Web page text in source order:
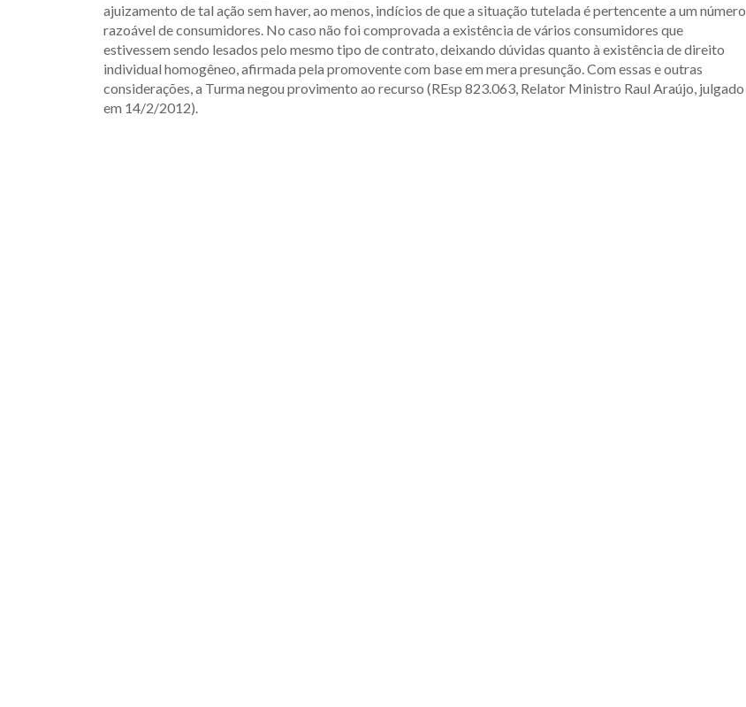
ajuizamento de tal ação sem haver, ao menos, indícios de que a situação tutelada é pertencente a um número
razoável de consumidores. No caso não foi comprovada a existência de vários consumidores que
estivessem sendo lesados pelo mesmo tipo de contrato, deixando dúvidas quanto à existência de direito
individual homogêneo, afirmada pela promovente com base em mera presunção. Com essas e outras
considerações, a Turma negou provimento ao recurso (REsp 823.063, Relator Ministro Raul Araújo, julgado
em 14/2/2012).